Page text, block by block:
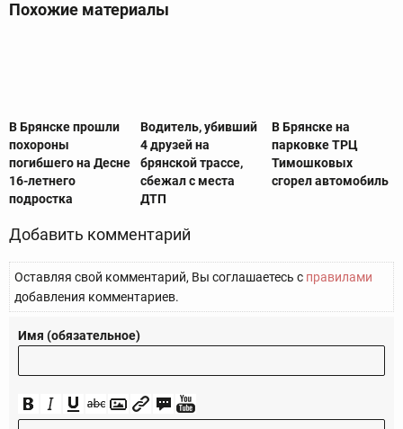
Похожие материалы
В Брянске прошли
похороны
погибшего на Десне
16-летнего
подростка
Водитель, убивший
4 друзей на
брянской трассе,
сбежал с места
ДТП
В Брянске на
парковке ТРЦ
Тимошковых
сгорел автомобиль
Добавить комментарий
Оставляя свой комментарий, Вы соглашаетесь с правилами
добавления комментариев.
Имя (обязательное)